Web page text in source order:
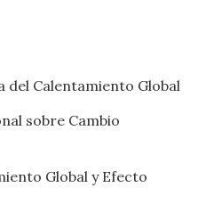
del Calentamiento Global
sobre Cambio
Global y Efecto